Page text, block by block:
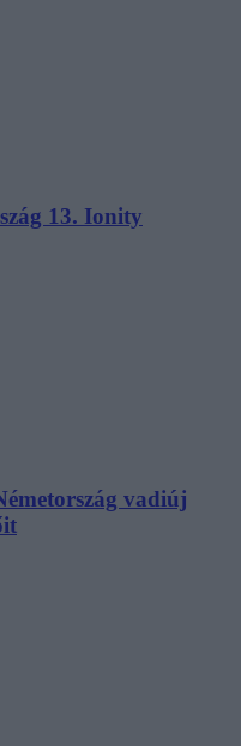
13. Ionity
vadiúj